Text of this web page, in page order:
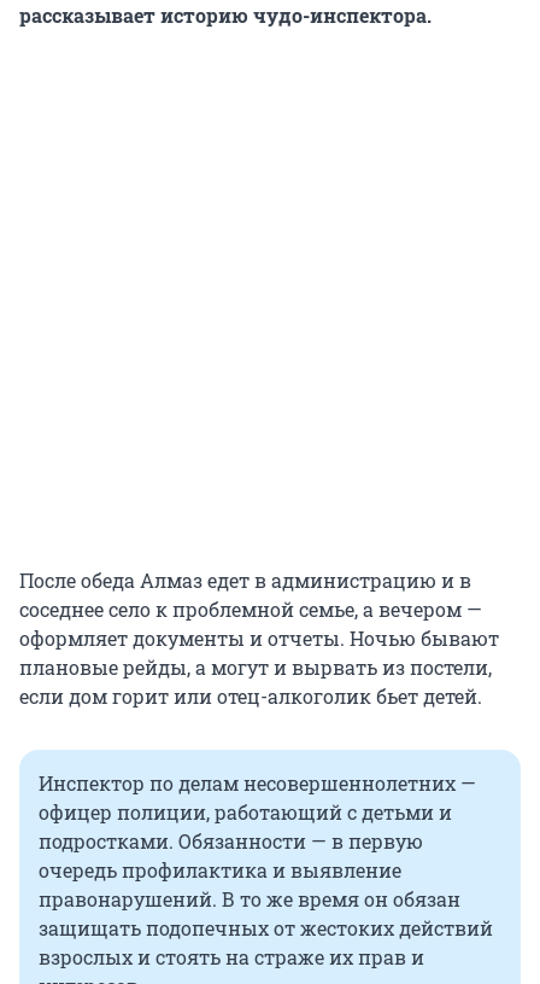
рассказывает историю чудо-инспектора.
После обеда Алмаз едет в администрацию и в
соседнее село к проблемной семье, а вечером —
оформляет документы и отчеты. Ночью бывают
плановые рейды, а могут и вырвать из постели,
если дом горит или отец-алкоголик бьет детей.
Инспектор по делам несовершеннолетних —
офицер полиции, работающий с детьми и
подростками. Обязанности — в первую
очередь профилактика и выявление
правонарушений. В то же время он обязан
защищать подопечных от жестоких действий
взрослых и стоять на страже их прав и